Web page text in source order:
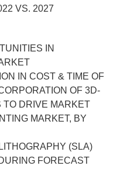
VS. 2027
IN
COST & TIME OF
OF 3D-
TO DRIVE MARKET
MARKET, BY
(SLA)
FORECAST